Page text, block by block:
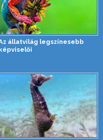
állatvilág legszínesebb
képviselői